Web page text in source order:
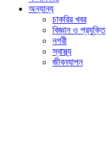
অন্যান্য
চাকরির খবর
বিজ্ঞান ও প্রযুক্তি
নগরী
স্বাস্থ্য
জীবনযাপন